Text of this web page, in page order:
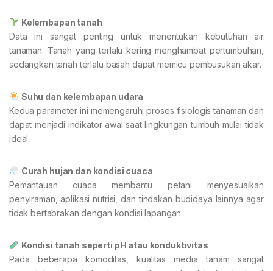
Kelembapan tanah
Data ini sangat penting untuk menentukan kebutuhan air
tanaman. Tanah yang terlalu kering menghambat pertumbuhan,
sedangkan tanah terlalu basah dapat memicu pembusukan akar.
Suhu dan kelembapan udara
Kedua parameter ini memengaruhi proses fisiologis tanaman dan
dapat menjadi indikator awal saat lingkungan tumbuh mulai tidak
ideal.
Curah hujan dan kondisi cuaca
Pemantauan cuaca membantu petani menyesuaikan
penyiraman, aplikasi nutrisi, dan tindakan budidaya lainnya agar
tidak bertabrakan dengan kondisi lapangan.
Kondisi tanah seperti pH atau konduktivitas
Pada beberapa komoditas, kualitas media tanam sangat